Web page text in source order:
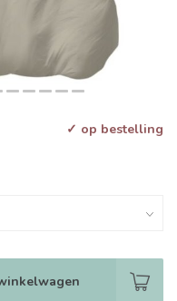
✓ op bestelling